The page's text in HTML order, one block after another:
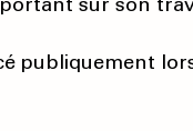
publiquement